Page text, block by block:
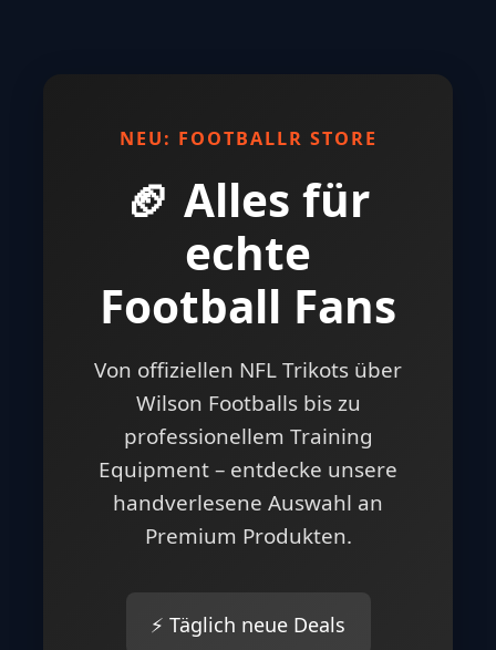
NEU: FOOTBALLR STORE
🏈 Alles für
echte
Football Fans
Von offiziellen NFL Trikots über
Wilson Footballs bis zu
professionellem Training
Equipment – entdecke unsere
handverlesene Auswahl an
Premium Produkten.
⚡ Täglich neue Deals